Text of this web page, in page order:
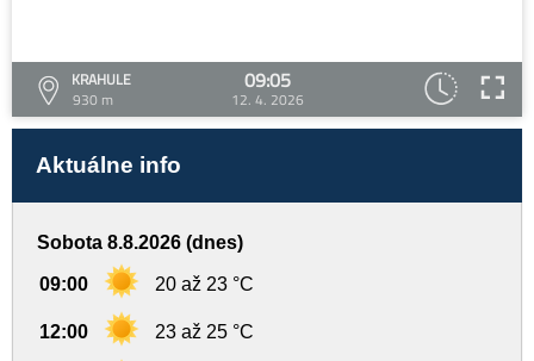
KRAHULE
930 m
09:05
12. 4. 2026
Aktuálne info
Sobota 8.8.2026 (dnes)
09:00 20 až 23 °C
12:00 23 až 25 °C